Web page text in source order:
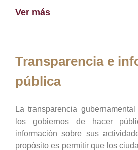
Ver más
Transparencia e
pública
La transparencia
los gobiernos de hacer
información sobre sus
propósito es permitir que los